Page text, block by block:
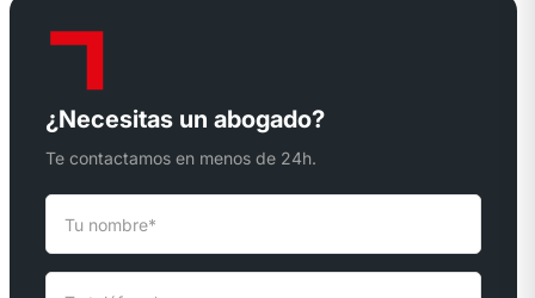
¿Necesitas un abogado?
Te contactamos en menos de 24h.